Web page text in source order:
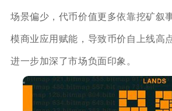
场景偏少，代币价值更多依靠挖矿叙
模商业应用赋能，导致币价自上线高
进一步加深了市场负面印象。